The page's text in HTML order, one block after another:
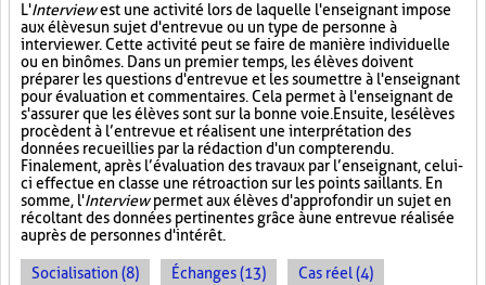
L'Interviewest une activité lors de laquelle l'enseignant impose
aux élèves un sujet d'entrevue ou un type de personne à
interviewer. Cette activité peut se faire de manière individuelle
ou en binômes. Dans un premier temps, les élèves doivent
préparer les questions d'entrevue et les soumettre à l'enseignant
pour évaluation et commentaires. Cela permet à l'enseignant de
s'assurer que les élèves sont sur la bonne voie. Ensuite, les élèves
procèdent à l’entrevue et réalisent une interprétation des
données recueillies par la rédaction d'un compte rendu.
Finalement, après l’évaluation des travaux par l’enseignant, celui-
ci effectue en classe une rétroaction sur les points saillants. En
somme, l'Interviewpermet aux élèves d'approfondir un sujet en
récoltant des données pertinentes grâce à une entrevue réalisée
auprès de personnes d'intérêt.
Socialisation (8) Échanges (13) Cas réel (4)